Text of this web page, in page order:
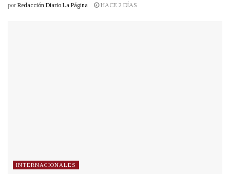
por Redacción Diario La Página HACE 2 DÍAS
INTERNACIONALES